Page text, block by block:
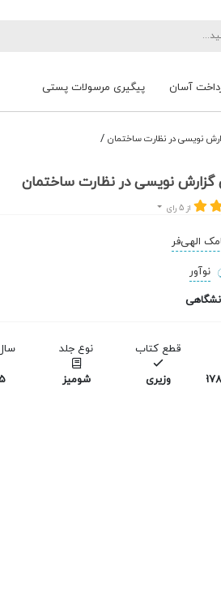
آسان پیگیری مرسولات پستی
نویسی در نظارت ساختمان /
نویسی در نظارت ساختمان
از 5 رای
الهی‌فر
نوآور
قطع کتاب
وزیری
نوع جلد
شومیز